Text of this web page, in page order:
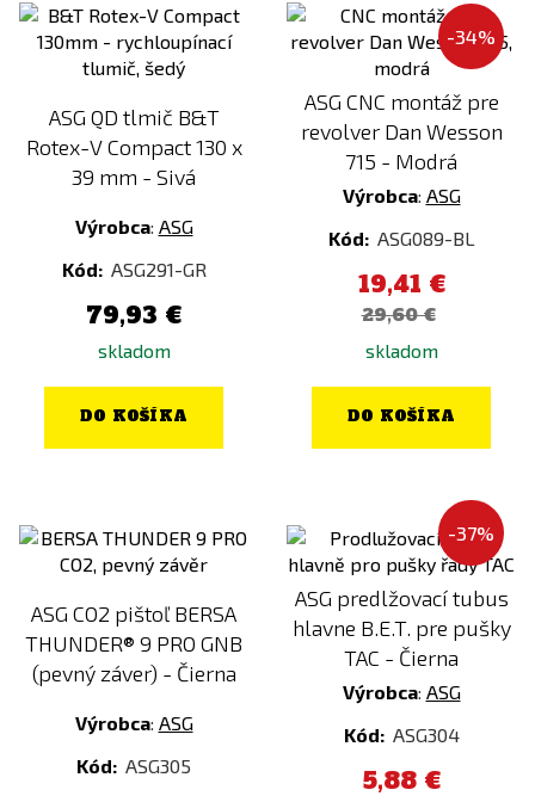
ASG QD tlmič B&T
Rotex-V Compact 130 x
39 mm - Sivá
Výrobca: ASG
Kód: ASG291-GR
79,93 €
skladom
DO KOŠÍKA
-34%
ASG CNC montáž pre
revolver Dan Wesson
715 - Modrá
Výrobca: ASG
Kód: ASG089-BL
19,41 €
29,60 €
skladom
DO KOŠÍKA
ASG CO2 pištoľ BERSA
THUNDER® 9 PRO GNB
(pevný záver) - Čierna
Výrobca: ASG
Kód: ASG305
-37%
ASG predlžovací tubus
hlavne B.E.T. pre pušky
TAC - Čierna
Výrobca: ASG
Kód: ASG304
5,88 €